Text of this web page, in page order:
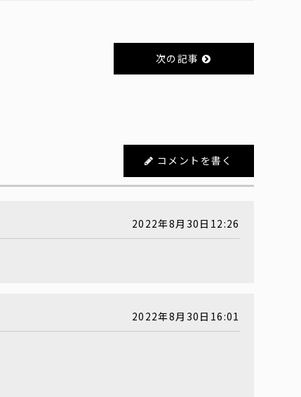
次の記事
コメントを書く
2022年8月30日12:26
2022年8月30日16:01